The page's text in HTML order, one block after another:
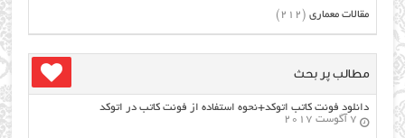
مقالات معماری (212)
مطالب پر بحث
دانلود فونت کاتب اتوکد+نحوه استفاده از فونت کاتب در اتوکد
7 آگوست 2017